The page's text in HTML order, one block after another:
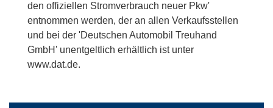
den offiziellen Stromverbrauch neuer Pkw'
entnommen werden, der an allen Verkaufsstellen
und bei der 'Deutschen Automobil Treuhand
GmbH' unentgeltlich erhältlich ist unter
www.dat.de.